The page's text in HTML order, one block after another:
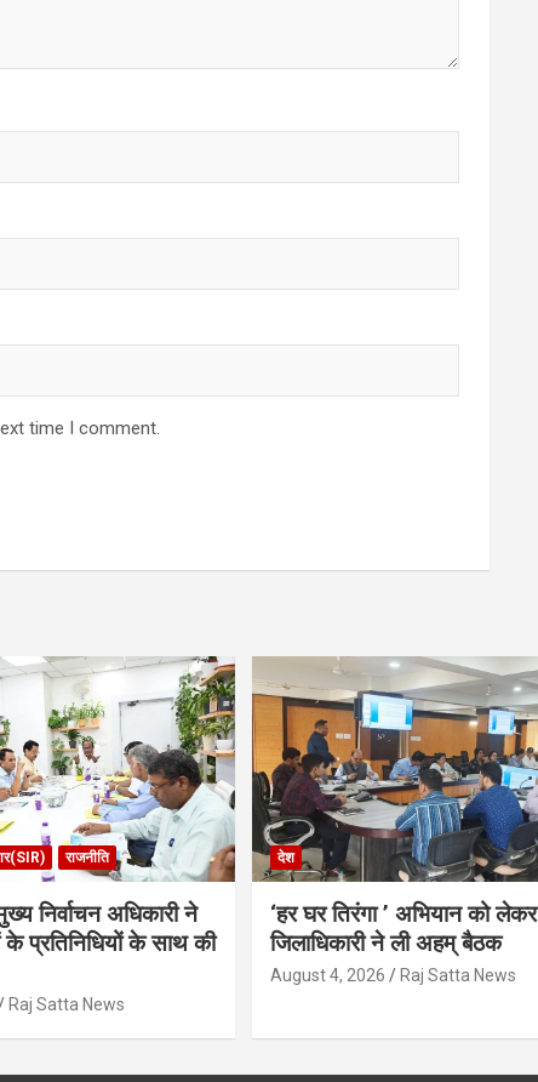
time I comment.
राजनीति
निर्वाचन अधिकारी ने
के प्रतिनिधियों के साथ की
Raj Satta News
देश
‘हर घर तिरंगा ’ अभियान को लेकर
जिलाधिकारी ने ली अहम् बैठक
August 4, 2026 Raj Satta News